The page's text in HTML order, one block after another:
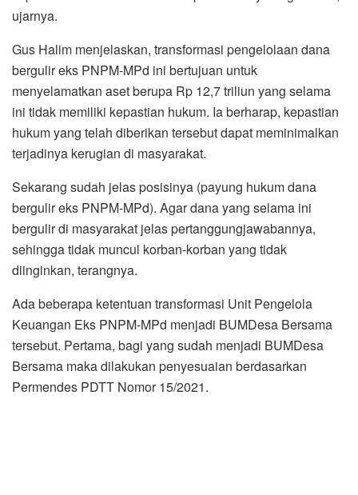
ujarnya.
Gus Halim menjelaskan, transformasi pengelolaan dana
bergulir eks PNPM-MPd ini bertujuan untuk
menyelamatkan aset berupa Rp 12,7 triliun yang selama
ini tidak memiliki kepastian hukum. Ia berharap, kepastian
hukum yang telah diberikan tersebut dapat meminimalkan
terjadinya kerugian di masyarakat.
Sekarang sudah jelas posisinya (payung hukum dana
bergulir eks PNPM-MPd). Agar dana yang selama ini
bergulir di masyarakat jelas pertanggungjawabannya,
sehingga tidak muncul korban-korban yang tidak
diinginkan, terangnya.
Ada beberapa ketentuan transformasi Unit Pengelola
Keuangan Eks PNPM-MPd menjadi BUMDesa Bersama
tersebut. Pertama, bagi yang sudah menjadi BUMDesa
Bersama maka dilakukan penyesuaian berdasarkan
Permendes PDTT Nomor 15/2021.